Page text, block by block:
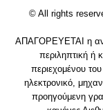
© All rights
ΑΠΑΓΟΡΕΥΕΤΑΙ η
περιληπτική
περιεχομένου
ηλεκτρονικό,
προηγούμενη